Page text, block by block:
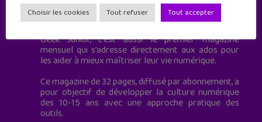
Geek Junior est le premier site de culture numérique
à destination des adolescents.
Geek Junior, c’est aussi le premier magazine
mensuel qui s’adresse directement aux ados pour
les aider à mieux maîtriser leur vie numérique.
Ce magazine de 32 pages, diffusé par abonnement, a
pour objectif de développer la culture numérique
des 10-15 ans avec une approche pratique des
outils.
Choisir les cookies Tout refuser Tout accepter